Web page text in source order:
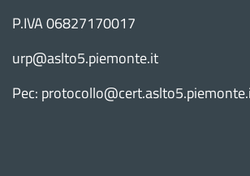
P.IVA 06827170017
urp@aslto5.piemonte.it
Pec: